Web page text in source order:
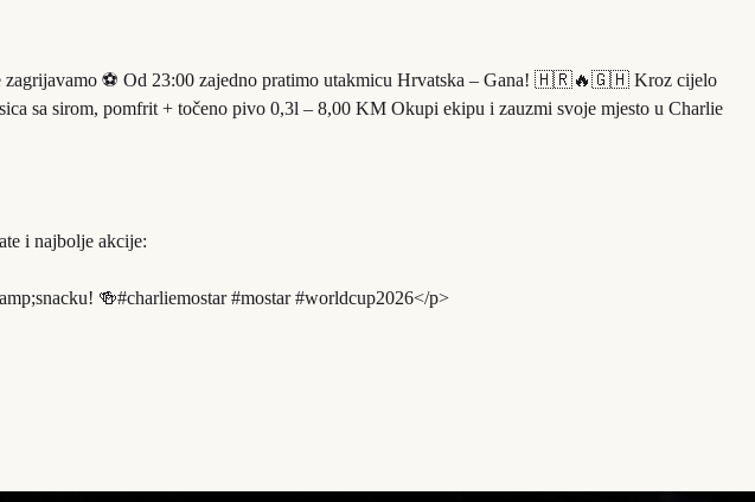
zagrijavamo ⚽ Od 23:00 zajedno pratimo utakmicu Hrvatska – Gana! 🇭🇷🔥🇬🇭 Kroz cijelo
sa sirom, pomfrit + točeno pivo 0,3l – 8,00 KM Okupi ekipu i zauzmi svoje mjesto u Charlie
i najbolje akcije:
🍻#charliemostar #mostar #worldcup2026</p>